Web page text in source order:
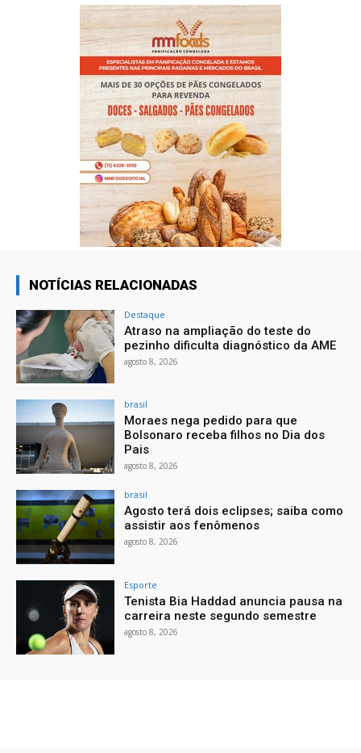
NOTÍCIAS RELACIONADAS
Destaque
Atraso na ampliação do teste do
pezinho dificulta diagnóstico da AME
agosto 8, 2026
brasil
Moraes nega pedido para que
Bolsonaro receba filhos no Dia dos
Pais
agosto 8, 2026
brasil
Agosto terá dois eclipses; saiba como
assistir aos fenômenos
agosto 8, 2026
Esporte
Tenista Bia Haddad anuncia pausa na
carreira neste segundo semestre
agosto 8, 2026